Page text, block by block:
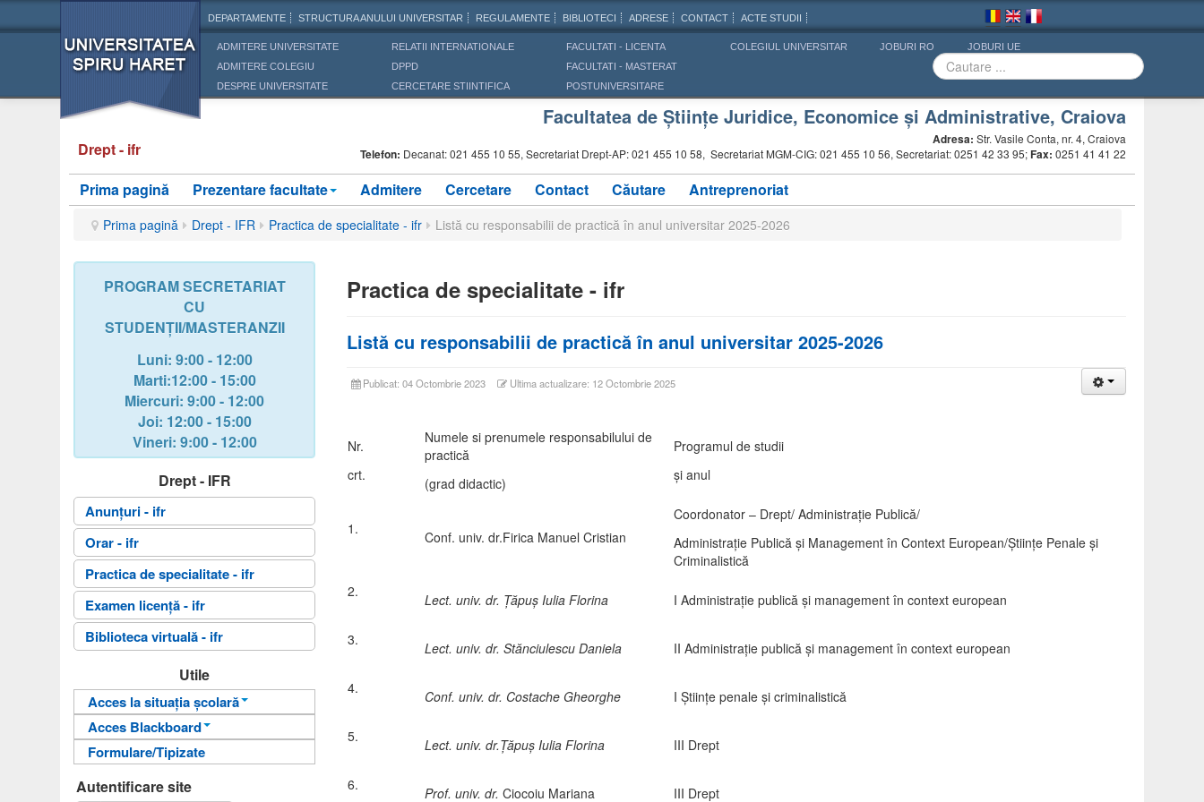
DEPARTAMENTE STRUCTURA ANULUI UNIVERSITAR REGULAMENTE BIBLIOTECI ADRESE CONTACT ACTE STUDII
ADMITERE UNIVERSITATE
ADMITERE COLEGIU
DESPRE UNIVERSITATE
RELATII INTERNATIONALE
DPPD
CERCETARE STIINTIFICA
FACULTATI - LICENTA
FACULTATI - MASTERAT
POSTUNIVERSITARE
COLEGIUL UNIVERSITAR JOBURI RO JOBURI UE
Drept - ifr
Facultatea de Științe Juridice, Economice și Administrative, Craiova
Adresa: Str. Vasile Conta, nr. 4, Craiova
Telefon: Decanat: 021 455 10 55, Secretariat Drept-AP: 021 455 10 58, Secretariat MGM-CIG: 021 455 10 56, Secretariat: 0251 42 33 95;Fax: 0251 41 41 22
Prima pagină Prezentare facultate Admitere Cercetare Contact Căutare Antreprenoriat
Prima pagină Drept - IFR Practica de specialitate - ifr Listă cu responsabilii de practică în anul universitar 2025-2026
PROGRAM SECRETARIAT
CU
STUDENȚII/MASTERANZII
Luni: 9:00 - 12:00
Marti:12:00 - 15:00
Miercuri: 9:00 - 12:00
Joi: 12:00 - 15:00
Vineri: 9:00 - 12:00
Drept - IFR
Anunțuri - ifr
Orar - ifr
Practica de specialitate - ifr
Examen licență - ifr
Biblioteca virtuală - ifr
Utile
Acces la situația școlară
Informații pentru acces
Autentificare
Acces Blackboard
Informații pentru acces
Autentificare
Formulare/Tipizate
Autentificare site
Practica de specialitate - ifr
Listă cu responsabilii de practică în anul universitar 2025-2026
Publicat: 04 Octombrie 2023 Ultima actualizare: 12 Octombrie 2025
Nr.
crt.
Numele si prenumele responsabilului de
practică
(grad didactic)
Programul de studii
şi anul
1. Conf. univ. dr.Firica Manuel Cristian
Coordonator – Drept/ Administraţie Publică/
Administraţie Publică şi Management în Context European/Ştiinţe Penale şi
Criminalistică
2. Lect. univ. dr. Țăpuș Iulia Florina I Administraţie publică şi management în context european
3. Lect. univ. dr. Stănciulescu Daniela II Administraţie publică şi management în context european
4. Conf. univ. dr. Costache Gheorghe I Ştiinţe penale şi criminalistică
5. Lect. univ. dr.Țăpuș Iulia Florina III Drept
6. Prof. univ. dr. Ciocoiu Mariana III Drept